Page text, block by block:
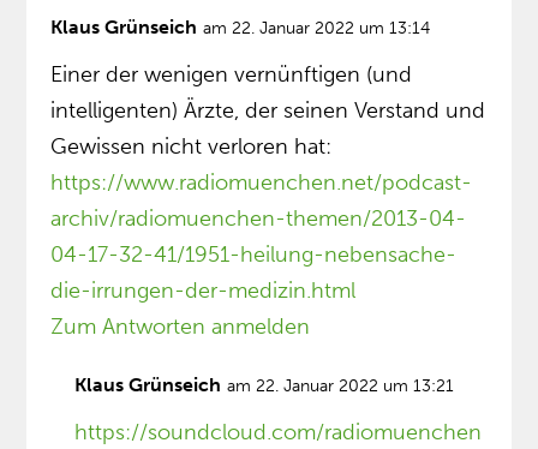
Klaus Grünseich am 22. Januar 2022 um 13:14
Einer der wenigen vernünftigen (und
intelligenten) Ärzte, der seinen Verstand und
Gewissen nicht verloren hat:
https://www.radiomuenchen.net/podcast-
archiv/radiomuenchen-themen/2013-04-
04-17-32-41/1951-heilung-nebensache-
die-irrungen-der-medizin.html
Zum Antworten anmelden
Klaus Grünseich am 22. Januar 2022 um 13:21
https://soundcloud.com/radiomuenchen